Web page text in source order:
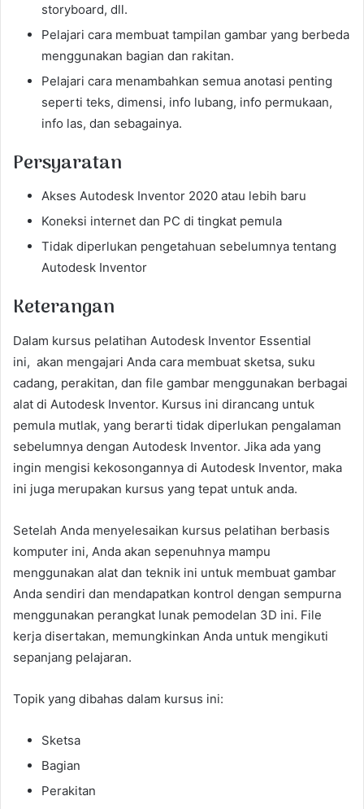
storyboard, dll.
Pelajari cara membuat tampilan gambar yang berbeda
menggunakan bagian dan rakitan.
Pelajari cara menambahkan semua anotasi penting
seperti teks, dimensi, info lubang, info permukaan,
info las, dan sebagainya.
Persyaratan
Akses Autodesk Inventor 2020 atau lebih baru
Koneksi internet dan PC di tingkat pemula
Tidak diperlukan pengetahuan sebelumnya tentang
Autodesk Inventor
Keterangan
Dalam kursus pelatihan Autodesk Inventor Essential
ini, akan mengajari Anda cara membuat sketsa, suku
cadang, perakitan, dan file gambar menggunakan berbagai
alat di Autodesk Inventor. Kursus ini dirancang untuk
pemula mutlak, yang berarti tidak diperlukan pengalaman
sebelumnya dengan Autodesk Inventor. Jika ada yang
ingin mengisi kekosongannya di Autodesk Inventor, maka
ini juga merupakan kursus yang tepat untuk anda.
Setelah Anda menyelesaikan kursus pelatihan berbasis
komputer ini, Anda akan sepenuhnya mampu
menggunakan alat dan teknik ini untuk membuat gambar
Anda sendiri dan mendapatkan kontrol dengan sempurna
menggunakan perangkat lunak pemodelan 3D ini. File
kerja disertakan, memungkinkan Anda untuk mengikuti
sepanjang pelajaran.
Topik yang dibahas dalam kursus ini:
Sketsa
Bagian
Perakitan